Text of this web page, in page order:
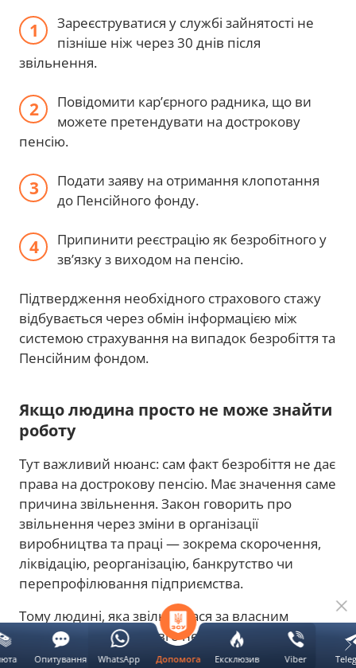
Зареєструватися у службі зайнятості не
пізніше ніж через 30 днів після
звільнення.
Повідомити кар’єрного радника, що ви
можете претендувати на дострокову
пенсію.
Подати заяву на отримання клопотання
до Пенсійного фонду.
Припинити реєстрацію як безробітного у
зв’язку з виходом на пенсію.
Підтвердження необхідного страхового стажу
відбувається через обмін інформацією між
системою страхування на випадок безробіття та
Пенсійним фондом.
Якщо людина просто не може знайти
роботу
Тут важливий нюанс: сам факт безробіття не дає
права на дострокову пенсію. Має значення саме
причина звільнення. Закон говорить про
звільнення через зміни в організації
виробництва та праці — зокрема скорочення,
ліквідацію, реорганізацію, банкрутство чи
перепрофілювання підприємства.
Тому людині, яка звільнилася за власним
бажанням, а потім довго не може знайти
роботу, ця конкретна підстава для дострокової
Допомога Ексклюзив Viber
Опитування WhatsApp